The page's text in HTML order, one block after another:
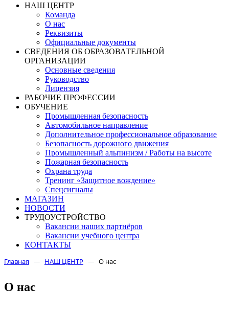
НАШ ЦЕНТР
Команда
О нас
Реквизиты
Официальные документы
СВЕДЕНИЯ ОБ ОБРАЗОВАТЕЛЬНОЙ
ОРГАНИЗАЦИИ
Основные сведения
Руководство
Лицензия
РАБОЧИЕ ПРОФЕССИИ
ОБУЧЕНИЕ
Промышленная безопасность
Автомобильное направление
Дополнительное профессиональное образование
Безопасность дорожного движения
Промышленный альпинизм / Работы на высоте
Пожарная безопасность
Охрана труда
Тренинг «Защитное вождение»
Спецсигналы
МАГАЗИН
НОВОСТИ
ТРУДОУСТРОЙСТВО
Вакансии наших партнёров
Вакансии учебного центра
КОНТАКТЫ
Главная — НАШ ЦЕНТР — О нас
О нас